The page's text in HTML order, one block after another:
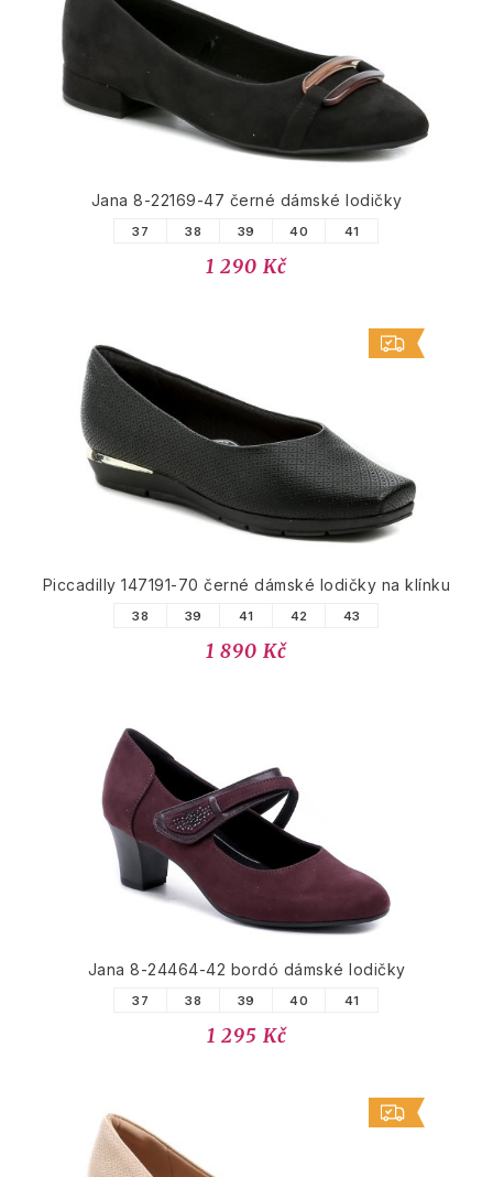
PODOBNÉ PRODUKTY
Jana 8-22169-47 černé dámské lodičky
37 38 39 40 41
1 290 Kč
Piccadilly 147191-70 černé dámské lodičky na klínku
38 39 41 42 43
1 890 Kč
Jana 8-24464-42 bordó dámské lodičky
37 38 39 40 41
1 295 Kč